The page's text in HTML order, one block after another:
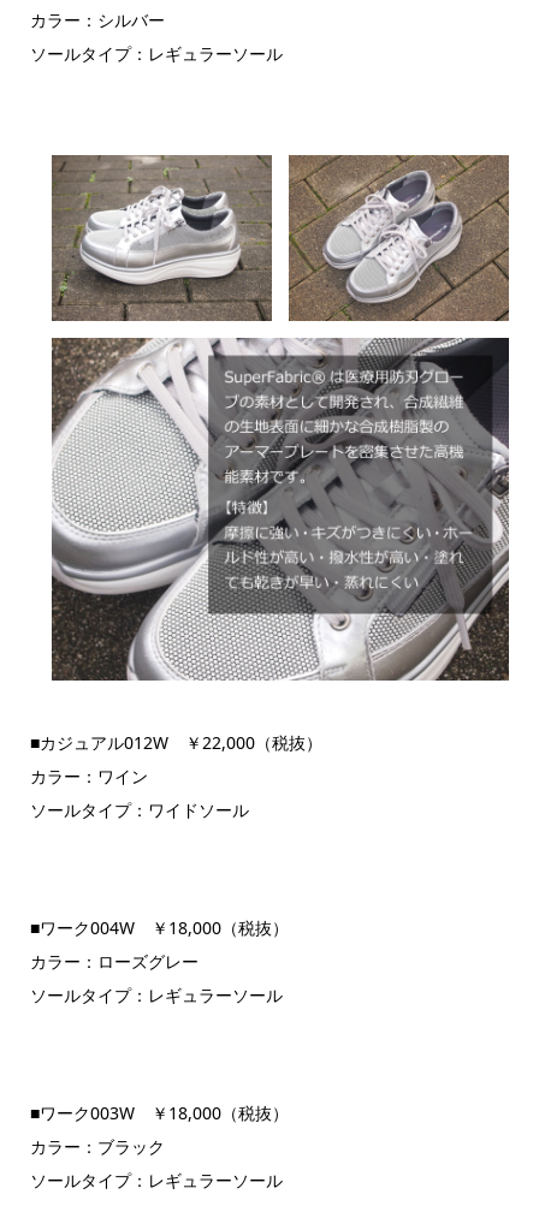
カラー：シルバー
ソールタイプ：レギュラーソール
■カジュアル012W ￥22,000（税抜）
カラー：ワイン
ソールタイプ：ワイドソール
■ワーク004W ￥18,000（税抜）
カラー：ローズグレー
ソールタイプ：レギュラーソール
■ワーク003W ￥18,000（税抜）
カラー：ブラック
ソールタイプ：レギュラーソール